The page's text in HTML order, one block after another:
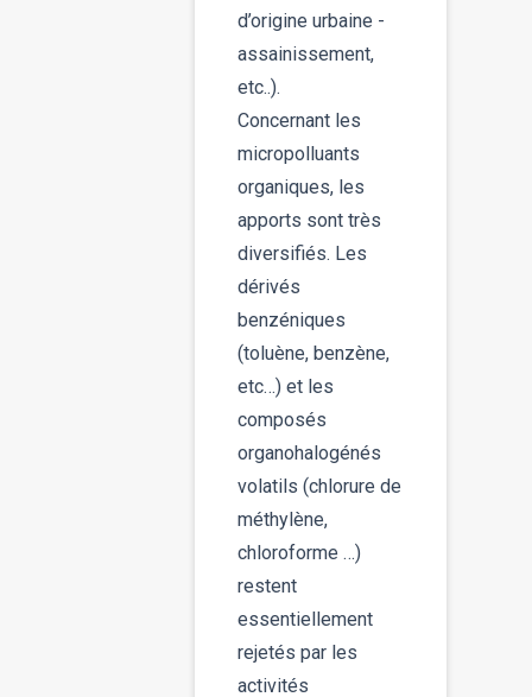
d’origine urbaine -
assainissement,
etc..).
Concernant les
micropolluants
organiques, les
apports sont très
diversifiés. Les
dérivés
benzéniques
(toluène, benzène,
etc…) et les
composés
organohalogénés
volatils (chlorure de
méthylène,
chloroforme …)
restent
essentiellement
rejetés par les
activités